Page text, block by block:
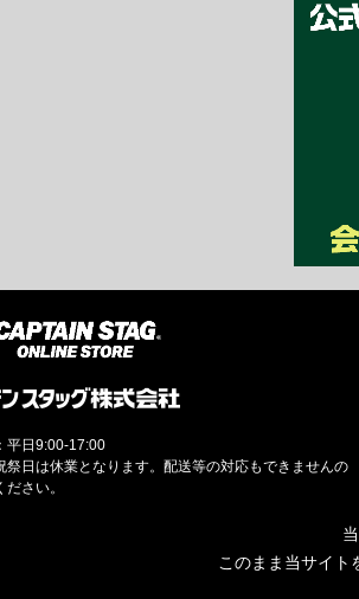
平日9:00-17:00
日は休業となります。配送等の対応もできませんの
さい。
このまま当サイト